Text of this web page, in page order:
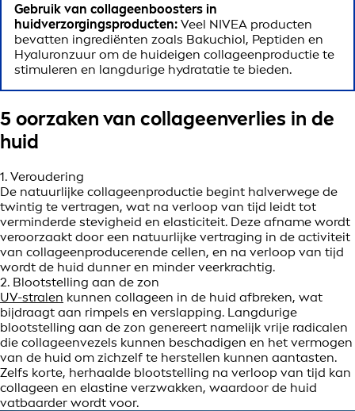
Gebruik van collageenboosters in
huidverzorgingsproducten: Veel NIVEA producten
bevatten ingrediënten zoals Bakuchiol, Peptiden en
Hyaluronzuur om de huideigen collageenproductie te
stimuleren en langdurige hydratatie te bieden.
5 oorzaken van collageenverlies in de
huid
1. Veroudering
De natuurlijke collageenproductie begint halverwege de
twintig te vertragen, wat na verloop van tijd leidt tot
verminderde stevigheid en elasticiteit. Deze afname wordt
veroorzaakt door een natuurlijke vertraging in de activiteit
van collageenproducerende cellen, en na verloop van tijd
wordt de huid dunner en minder veerkrachtig.
2. Blootstelling aan de zon
UV-stralen kunnen collageen in de huid afbreken, wat
bijdraagt aan rimpels en verslapping. Langdurige
blootstelling aan de zon genereert namelijk vrije radicalen
die collageenvezels kunnen beschadigen en het vermogen
van de huid om zichzelf te herstellen kunnen aantasten.
Zelfs korte, herhaalde blootstelling na verloop van tijd kan
collageen en elastine verzwakken, waardoor de huid
vatbaarder wordt voor.